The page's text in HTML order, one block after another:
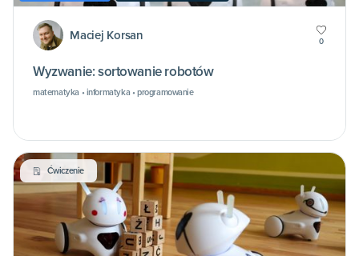
Maciej Korsan 0
Wyzwanie: sortowanie robotów
matematyka • informatyka • programowanie
Ćwiczenie